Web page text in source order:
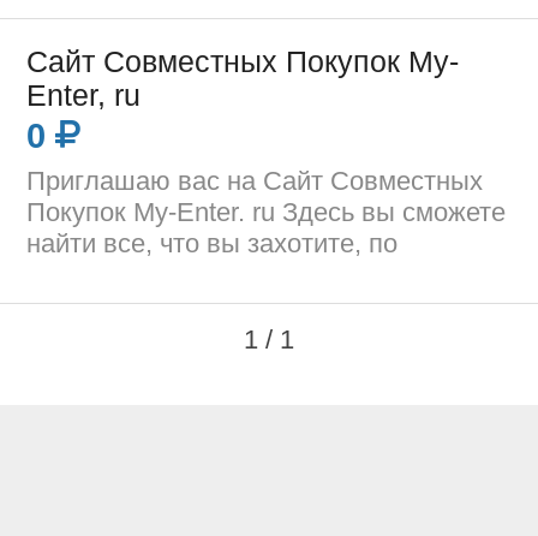
Сайт Совместных Покупок My-
Enter, ru
0
Приглашаю вас на Сайт Совместных
Покупок My-Enter. ru Здесь вы сможете
найти все, что вы захотите, по
1 / 1